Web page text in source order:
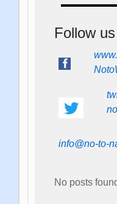
Follow us
info@no-to-
No posts